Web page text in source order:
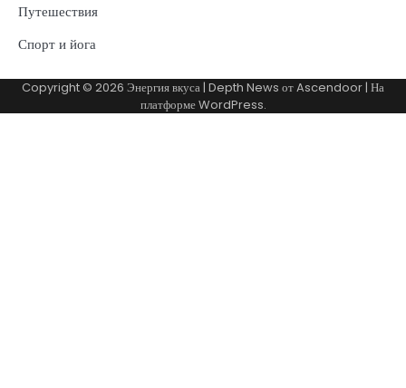
Путешествия
Спорт и йога
Copyright © 2026 Энергия вкуса| Depth News отAscendoor| На
платформеWordPress.